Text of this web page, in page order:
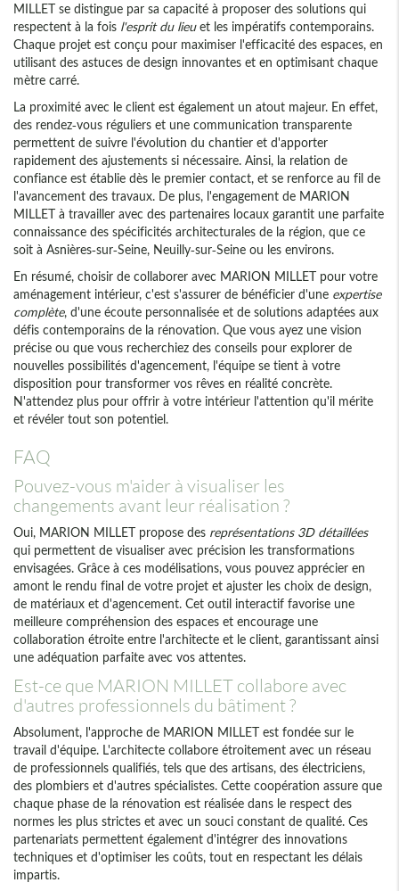
MILLET se distingue par sa capacité à proposer des solutions qui
respectent à la fois l'esprit du lieuet les impératifs contemporains.
Chaque projet est conçu pour maximiser l'efficacité des espaces, en
utilisant des astuces de design innovantes et en optimisant chaque
mètre carré.
La proximité avec le client est également un atout majeur. En effet,
des rendez-vous réguliers et une communication transparente
permettent de suivre l'évolution du chantier et d'apporter
rapidement des ajustements si nécessaire. Ainsi, la relation de
confiance est établie dès le premier contact, et se renforce au fil de
l'avancement des travaux. De plus, l'engagement de MARION
MILLET à travailler avec des partenaires locaux garantit une parfaite
connaissance des spécificités architecturales de la région, que ce
soit à Asnières-sur-Seine, Neuilly-sur-Seine ou les environs.
En résumé, choisir de collaborer avec MARION MILLET pour votre
aménagement intérieur, c'est s'assurer de bénéficier d'une expertise
complète, d'une écoute personnalisée et de solutions adaptées aux
défis contemporains de la rénovation. Que vous ayez une vision
précise ou que vous recherchiez des conseils pour explorer de
nouvelles possibilités d'agencement, l'équipe se tient à votre
disposition pour transformer vos rêves en réalité concrète.
N'attendez plus pour offrir à votre intérieur l'attention qu'il mérite
et révéler tout son potentiel.
FAQ
Pouvez-vous m'aider à visualiser les
changements avant leur réalisation ?
Oui, MARION MILLET propose des représentations 3D détaillées
qui permettent de visualiser avec précision les transformations
envisagées. Grâce à ces modélisations, vous pouvez apprécier en
amont le rendu final de votre projet et ajuster les choix de design,
de matériaux et d'agencement. Cet outil interactif favorise une
meilleure compréhension des espaces et encourage une
collaboration étroite entre l'architecte et le client, garantissant ainsi
une adéquation parfaite avec vos attentes.
Est-ce que MARION MILLET collabore avec
d'autres professionnels du bâtiment ?
Absolument, l'approche de MARION MILLET est fondée sur le
travail d'équipe. L'architecte collabore étroitement avec un réseau
de professionnels qualifiés, tels que des artisans, des électriciens,
des plombiers et d'autres spécialistes. Cette coopération assure que
chaque phase de la rénovation est réalisée dans le respect des
normes les plus strictes et avec un souci constant de qualité. Ces
partenariats permettent également d'intégrer des innovations
techniques et d'optimiser les coûts, tout en respectant les délais
impartis.